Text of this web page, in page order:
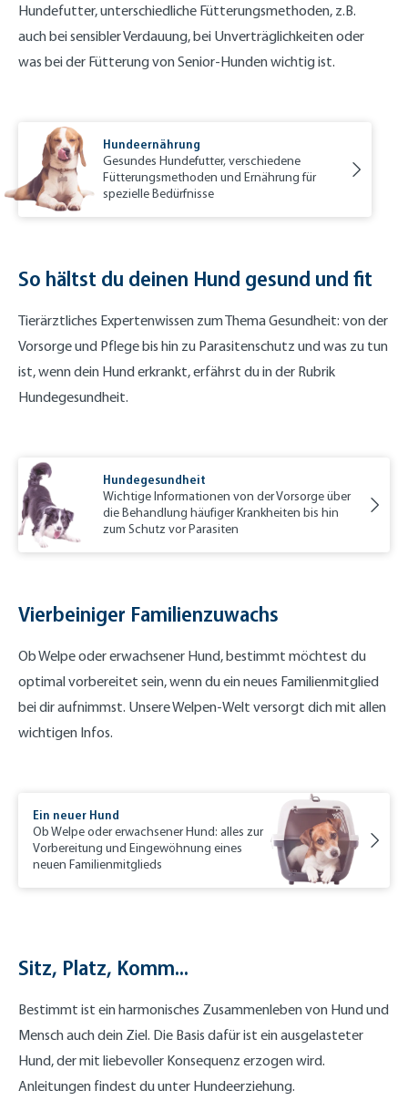
Hundefutter, unterschiedliche Fütterungsmethoden, z.B.
auch bei sensibler Verdauung, bei Unverträglichkeiten oder
was bei der Fütterung von Senior-Hunden wichtig ist.
Hundeernährung
Gesundes Hundefutter, verschiedene
Fütterungsmethoden und Ernährung für
spezielle Bedürfnisse
So hältst du deinen Hund gesund und fit
Tierärztliches Expertenwissen zum Thema Gesundheit: von der
Vorsorge und Pflege bis hin zu Parasitenschutz und was zu tun
ist, wenn dein Hund erkrankt, erfährst du in der Rubrik
Hundegesundheit.
Hundegesundheit
Wichtige Informationen von der Vorsorge über
die Behandlung häufiger Krankheiten bis hin
zum Schutz vor Parasiten
Vierbeiniger Familienzuwachs
Ob Welpe oder erwachsener Hund, bestimmt möchtest du
optimal vorbereitet sein, wenn du ein neues Familienmitglied
bei dir aufnimmst. Unsere Welpen-Welt versorgt dich mit allen
wichtigen Infos.
Ein neuer Hund
Ob Welpe oder erwachsener Hund: alles zur
Vorbereitung und Eingewöhnung eines
neuen Familienmitglieds
Sitz, Platz, Komm...
Bestimmt ist ein harmonisches Zusammenleben von Hund und
Mensch auch dein Ziel. Die Basis dafür ist ein ausgelasteter
Hund, der mit liebevoller Konsequenz erzogen wird.
Anleitungen findest du unter Hundeerziehung.